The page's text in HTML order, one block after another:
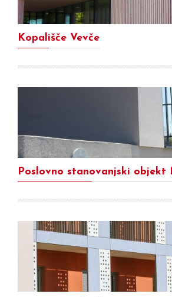
Kopališče Vevče
Poslovno stanovanjski objekt